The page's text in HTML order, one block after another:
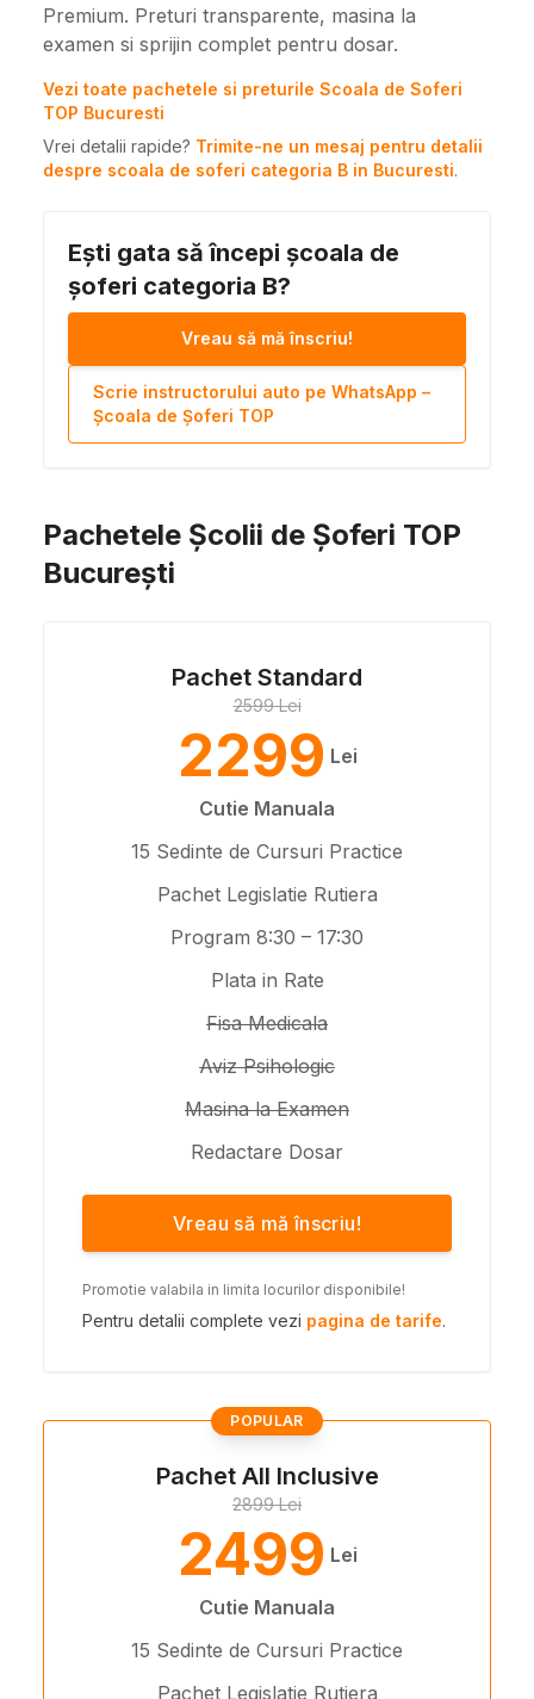
Premium. Preturi transparente, masina la
examen si sprijin complet pentru dosar.
Vezi toate pachetele si preturile Scoala de Soferi
TOP Bucuresti
Vrei detalii rapide? Trimite-ne un mesaj pentru detalii
despre scoala de soferi categoria B in Bucuresti.
Ești gata să începi școala de
șoferi categoria B?
Vreau să mă înscriu!
Scrie instructorului auto pe WhatsApp –
Școala de Șoferi TOP
Pachetele Școlii de Șoferi TOP
București
Pachet Standard
2599 Lei
2299 Lei
Cutie Manuala
15 Sedinte de Cursuri Practice
Pachet Legislatie Rutiera
Program 8:30 – 17:30
Plata in Rate
Fisa Medicala
Aviz Psihologic
Masina la Examen
Redactare Dosar
Vreau să mă înscriu!
Promotie valabila in limita locurilor disponibile!
Pentru detalii complete vezi pagina de tarife.
POPULAR
Pachet All Inclusive
2899 Lei
2499 Lei
Cutie Manuala
15 Sedinte de Cursuri Practice
Pachet Legislatie Rutiera